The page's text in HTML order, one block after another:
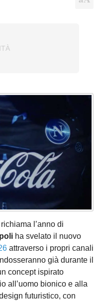
l’anno di
ha svelato il nuovo
attraverso i propri canali
già durante il
concept ispirato
all’uomo bionico e alla
futuristico, con